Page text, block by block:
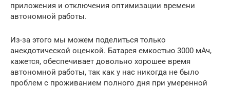
приложения и отключения оптимизации времени
автономной работы.
Из-за этого мы можем поделиться только
анекдотической оценкой. Батарея емкостью 3000 мАч,
кажется, обеспечивает довольно хорошее время
автономной работы, так как у нас никогда не было
проблем с проживанием полного дня при умеренной